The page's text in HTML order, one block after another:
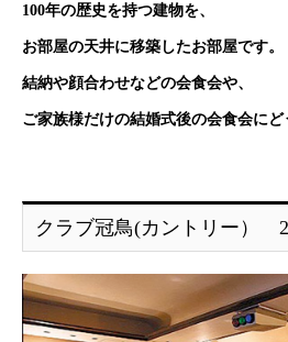
100年の歴史を持つ建物を、
お部屋の天井に移築したお部屋です。
結納や顔合わせなどの会食会や、
ご家族様だけの結婚式後の会食会にど
クラブ冠鳥(カントリー）